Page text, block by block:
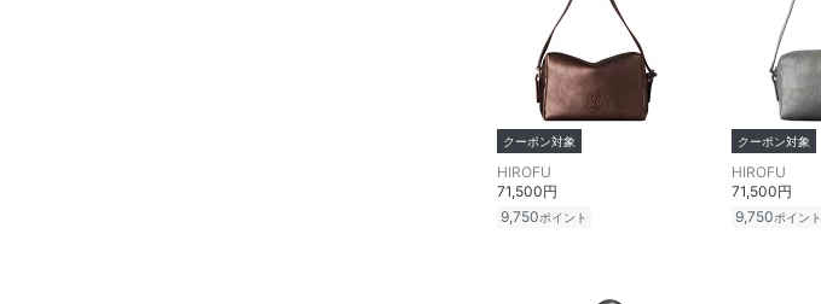
クーポン対象
HIROFU
71,500円
9,750ポイント
クーポン対象
HIROFU
71,500円
9,750ポイント